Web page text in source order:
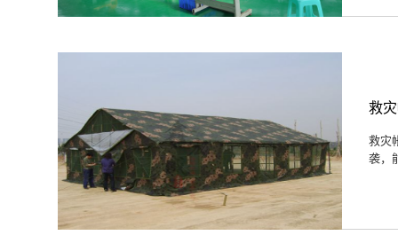
救
救灾
袭，